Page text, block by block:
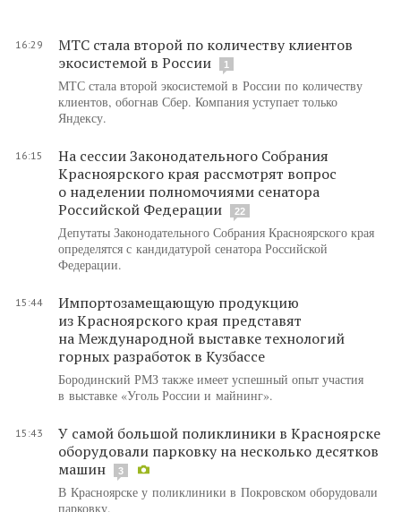
16:29
МТС стала второй по количеству клиентов
экосистемой в России
1
МТС стала второй экосистемой в России по количеству
клиентов, обогнав Сбер. Компания уступает только
Яндексу.
16:15
На сессии Законодательного Собрания
Красноярского края рассмотрят вопрос
о наделении полномочиями сенатора
Российской Федерации
22
Депутаты Законодательного Собрания Красноярского края
определятся с кандидатурой сенатора Российской
Федерации.
15:44
Импортозамещающую продукцию
из Красноярского края представят
на Международной выставке технологий
горных разработок в Кузбассе
Бородинский РМЗ также имеет успешный опыт участия
в выставке «Уголь России и майнинг».
15:43
У самой большой поликлиники в Красноярске
оборудовали парковку на несколько десятков
машин
3
В Красноярске у поликлиники в Покровском оборудовали
парковку.